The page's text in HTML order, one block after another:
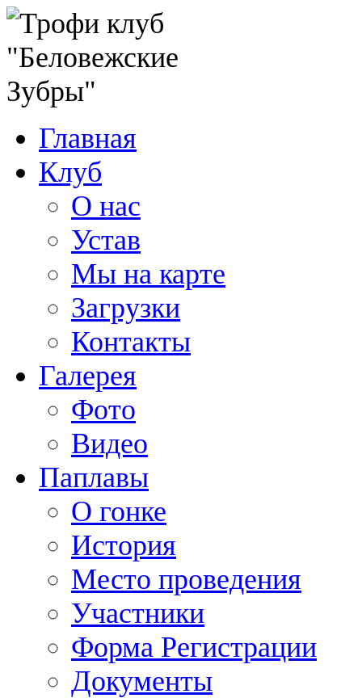
Главная
Клуб
О нас
Устав
Мы на карте
Загрузки
Контакты
Галерея
Фото
Видео
Паплавы
О гонке
История
Место проведения
Участники
Форма Регистрации
Документы